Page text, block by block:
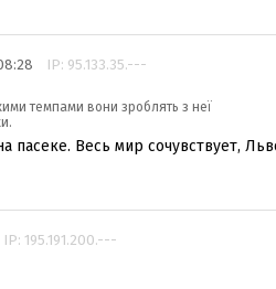
IP: 95.133.35.---
темпами вони зроблять з неї
пасеке. Весь мир сочувствует,
IP: 195.191.200.---